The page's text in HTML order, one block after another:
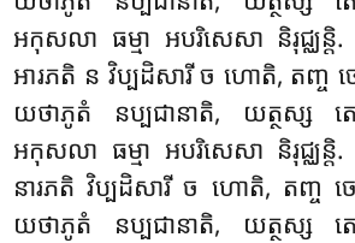
អកុសលា ធម្មា អបរិសេសា និរុជ្ឈន្តិ.
អារភតិ ន វិប្បដិសារី ច ហោតិ, តញ្ច ចេ
យថាភូតំ នប្បជានាតិ, យត្ថស្ស ត
អកុសលា ធម្មា អបរិសេសា និរុជ្ឈន្តិ.
នារភតិ វិប្បដិសារី ច ហោតិ, តញ្ច ចេ
យថាភូតំ នប្បជានាតិ, យត្ថស្ស ត